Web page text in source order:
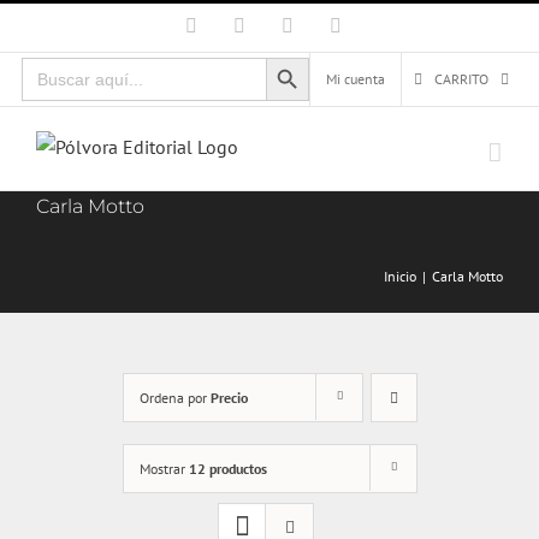
al
contenido
Facebook Instagram
Buscar:
Botón de búsqueda
Mi cuenta
CARRITO
Carla Motto
Inicio Carla Motto
Ordena por Precio
Mostrar 12 productos